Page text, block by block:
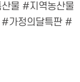
물 #지역농산물
가정의달특판 #